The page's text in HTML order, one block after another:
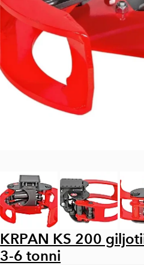
KRPAN KS 200
3-6 tonni